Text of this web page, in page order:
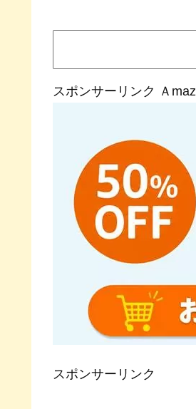
スポンサーリンク Ａ
スポンサーリンク